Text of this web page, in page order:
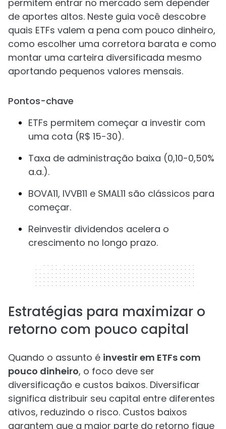
permitem entrar no mercado sem depender
de aportes altos. Neste guia você descobre
quais ETFs valem a pena com pouco dinheiro,
como escolher uma corretora barata e como
montar uma carteira diversificada mesmo
aportando pequenos valores mensais.
Pontos-chave
ETFs permitem começar a investir com
uma cota (R$ 15-30).
Taxa de administração baixa (0,10-0,50%
a.a.).
BOVA11, IVVB11 e SMAL11 são clássicos para
começar.
Reinvestir dividendos acelera o
crescimento no longo prazo.
320 x 50
Estratégias para maximizar o
retorno com pouco capital
Quando o assunto é investir em ETFs com
pouco dinheiro, o foco deve ser
diversificação e custos baixos. Diversificar
significa distribuir seu capital entre diferentes
ativos, reduzindo o risco. Custos baixos
garantem que a maior parte do retorno fique